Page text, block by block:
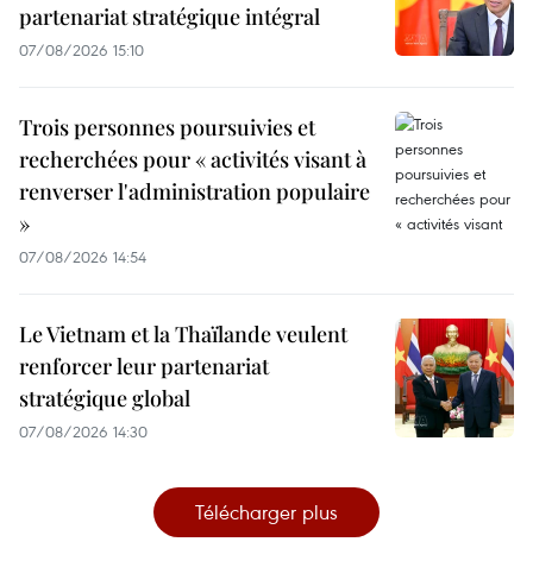
partenariat stratégique intégral
07/08/2026 15:10
Trois personnes poursuivies et
recherchées pour « activités visant à
renverser l'administration populaire
»
07/08/2026 14:54
Le Vietnam et la Thaïlande veulent
renforcer leur partenariat
stratégique global
07/08/2026 14:30
Télécharger plus